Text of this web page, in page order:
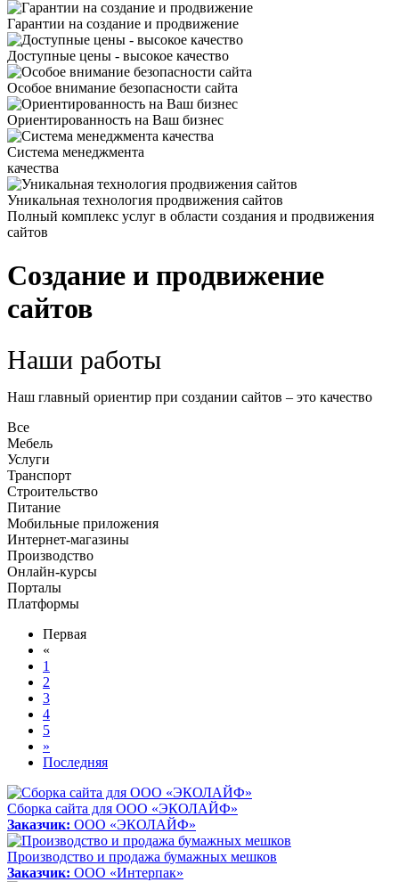
Гарантии на создание и продвижение
Доступные цены - высокое качество
Особое внимание безопасности сайта
Ориентированность на Ваш бизнес
Система менеджмента
качества
Уникальная технология продвижения сайтов
Полный комплекс услуг в области создания и продвижения
сайтов
Создание и продвижение
сайтов
Наши работы
Наш главный ориентир при создании сайтов – это качество
Все
Мебель
Услуги
Транспорт
Строительство
Питание
Мобильные приложения
Интернет-магазины
Производство
Онлайн-курсы
Порталы
Платформы
Первая
«
1
2
3
4
5
»
Последняя
Сборка сайта для ООО «ЭКОЛАЙФ»
Заказчик: ООО «ЭКОЛАЙФ»
Производство и продажа бумажных мешков
Заказчик: ООО «Интерпак»